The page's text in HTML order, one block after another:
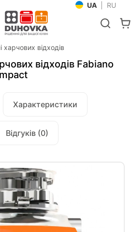
UA RU
харчових відходів
відходів Fabiano
Характеристики
Відгуків (0)